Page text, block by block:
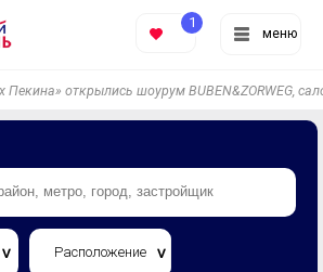
меню
1
Пекина» открылись шоурум BUBEN&ZORWEG,
Расположение